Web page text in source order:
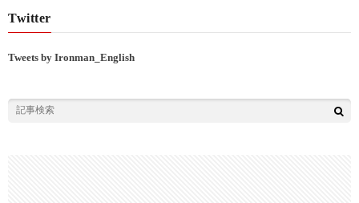
Twitter
Tweets by Ironman_English